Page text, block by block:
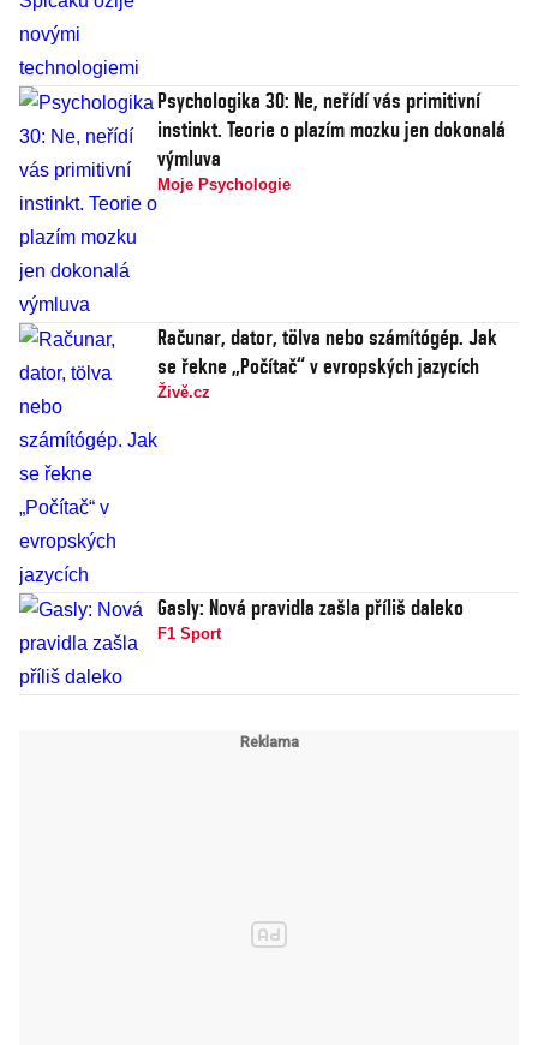
Psychologika 30: Ne, neřídí vás primitivní
instinkt. Teorie o plazím mozku jen dokonalá
výmluva
Moje Psychologie
Računar, dator, tölva nebo számítógép. Jak
se řekne „Počítač“ v evropských jazycích
Živě.cz
Gasly: Nová pravidla zašla příliš daleko
F1 Sport